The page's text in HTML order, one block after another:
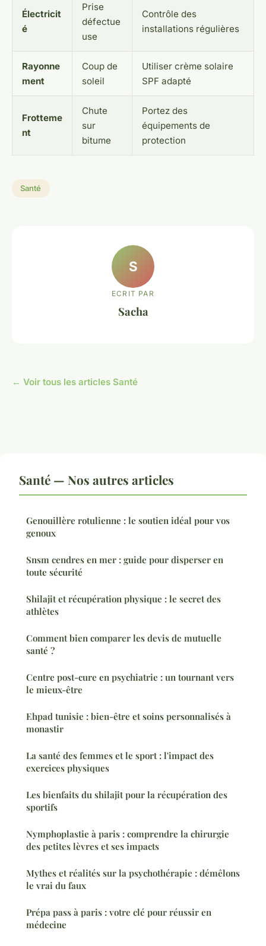
Électricit
é
Prise
défectue
use
Contrôle des
installations régulières
Rayonne
ment
Coup de
soleil
Utiliser crème solaire
SPF adapté
Frotteme
nt
Chute
sur
bitume
Portez des
équipements de
protection
Santé
S
ECRIT PAR
Sacha
← Voir tous les articles Santé
Santé — Nos autres articles
Genouillère rotulienne : le soutien idéal pour vos
genoux
Snsm cendres en mer : guide pour disperser en
toute sécurité
Shilajit et récupération physique : le secret des
athlètes
Comment bien comparer les devis de mutuelle
santé ?
Centre post-cure en psychiatrie : un tournant vers
le mieux-être
Ehpad tunisie : bien-être et soins personnalisés à
monastir
La santé des femmes et le sport : l'impact des
exercices physiques
Les bienfaits du shilajit pour la récupération des
sportifs
Nymphoplastie à paris : comprendre la chirurgie
des petites lèvres et ses impacts
Mythes et réalités sur la psychothérapie : démêlons
le vrai du faux
Prépa pass à paris : votre clé pour réussir en
médecine